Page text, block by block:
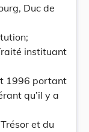
Duc de
instituant
1996 portant
qu’il y a
et du